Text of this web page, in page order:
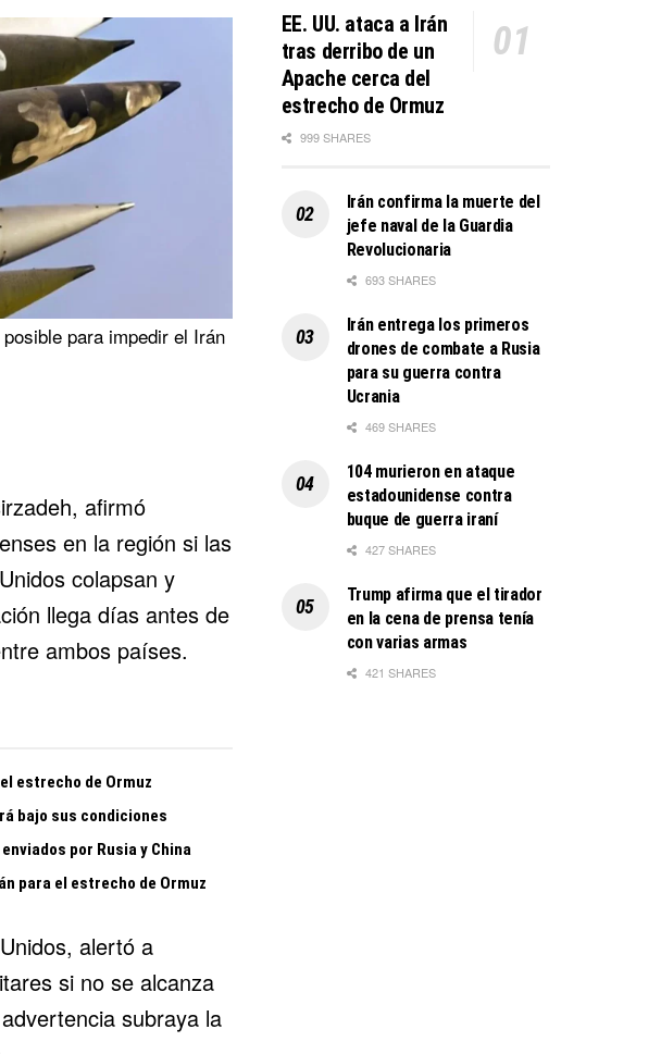
para impedir el Irán
afirmó
en la región si las
colapsan y
llega días antes de
ambos países.
estrecho de Ormuz
bajo sus condiciones
por Rusia y China
para el estrecho de Ormuz
, alertó a
si no se alcanza
subraya la
EE. UU. ataca a Irán
tras derribo de un
Apache cerca del
estrecho de Ormuz
999 SHARES
Irán confirma la muerte del
jefe naval de la Guardia
Revolucionaria
693 SHARES
Irán entrega los primeros
drones de combate a Rusia
para su guerra contra
Ucrania
469 SHARES
104 murieron en ataque
estadounidense contra
buque de guerra iraní
427 SHARES
Trump afirma que el tirador
en la cena de prensa tenía
con varias armas
421 SHARES